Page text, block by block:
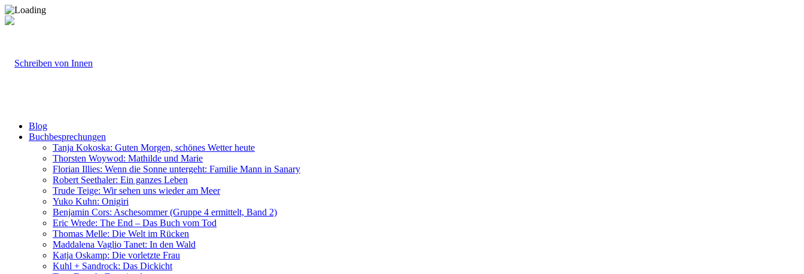
Blog
Buchbesprechungen
Tanja Kokoska: Guten Morgen, schönes Wetter heute
Thorsten Woywod: Mathilde und Marie
Florian Illies: Wenn die Sonne untergeht: Familie Mann in Sanary
Robert Seethaler: Ein ganzes Leben
Trude Teige: Wir sehen uns wieder am Meer
Yuko Kuhn: Onigiri
Benjamin Cors: Aschesommer (Gruppe 4 ermittelt, Band 2)
Eric Wrede: The End – Das Buch vom Tod
Thomas Melle: Die Welt im Rücken
Maddalena Vaglio Tanet: In den Wald
Katja Oskamp: Die vorletzte Frau
Kuhl + Sandrock: Das Dickicht